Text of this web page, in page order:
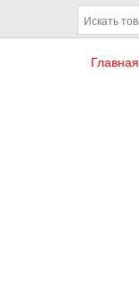
Главная